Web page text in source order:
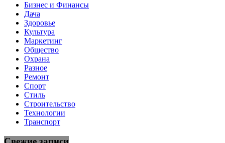
Бизнес и Финансы
Дача
Здоровье
Культура
Маркетинг
Общество
Охрана
Разное
Ремонт
Спорт
Стиль
Строительство
Технологии
Транспорт